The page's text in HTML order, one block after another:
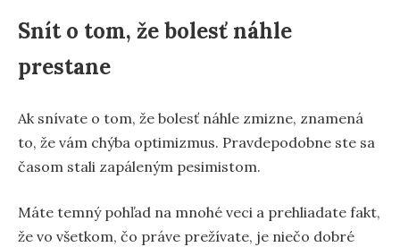
Snít o tom, že bolesť náhle
prestane
Ak snívate o tom, že bolesť náhle zmizne, znamená
to, že vám chýba optimizmus. Pravdepodobne ste sa
časom stali zapáleným pesimistom.
Máte temný pohľad na mnohé veci a prehliadate fakt,
že vo všetkom, čo práve prežívate, je niečo dobré